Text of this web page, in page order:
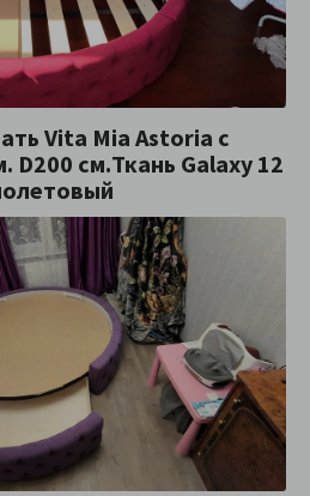
Vita Mia Astoria с
см.Ткань Galaxy 12